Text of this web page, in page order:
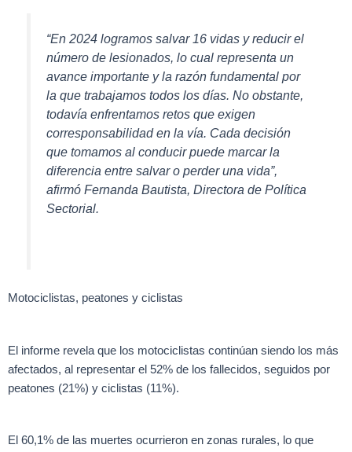
“En 2024 logramos salvar 16 vidas y reducir el
número de lesionados, lo cual representa un
avance importante y la razón fundamental por
la que trabajamos todos los días. No obstante,
todavía enfrentamos retos que exigen
corresponsabilidad en la vía. Cada decisión
que tomamos al conducir puede marcar la
diferencia entre salvar o perder una vida”,
afirmó Fernanda Bautista, Directora de Política
Sectorial.
Motociclistas, peatones y ciclistas
El informe revela que los motociclistas continúan siendo los más
afectados, al representar el 52% de los fallecidos, seguidos por
peatones (21%) y ciclistas (11%).
El 60,1% de las muertes ocurrieron en zonas rurales, lo que